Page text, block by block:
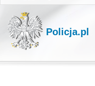
Policja.pl